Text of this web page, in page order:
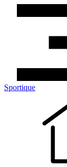
Sportique